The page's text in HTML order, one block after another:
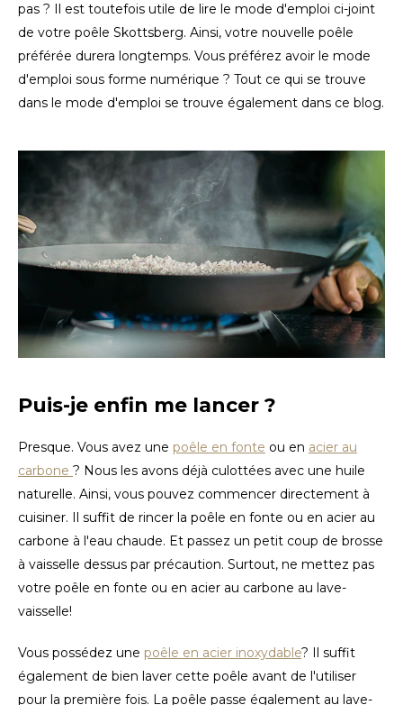
PLN
UYU
pas ? Il est toutefois utile de lire le mode d'emploi ci-joint
de votre poêle Skottsberg. Ainsi, votre nouvelle poêle
préférée durera longtemps. Vous préférez avoir le mode
d'emploi sous forme numérique ? Tout ce qui se trouve
dans le mode d'emploi se trouve également dans ce blog.
Puis-je enfin me lancer ?
Presque. Vous avez une poêle en fonte ou en acier au
carbone ? Nous les avons déjà culottées avec une huile
naturelle. Ainsi, vous pouvez commencer directement à
cuisiner. Il suffit de rincer la poêle en fonte ou en acier au
carbone à l'eau chaude. Et passez un petit coup de brosse
à vaisselle dessus par précaution. Surtout, ne mettez pas
votre poêle en fonte ou en acier au carbone au lave-
vaisselle!
Vous possédez une poêle en acier inoxydable? Il suffit
également de bien laver cette poêle avant de l'utiliser
pour la première fois. La poêle passe également au lave-